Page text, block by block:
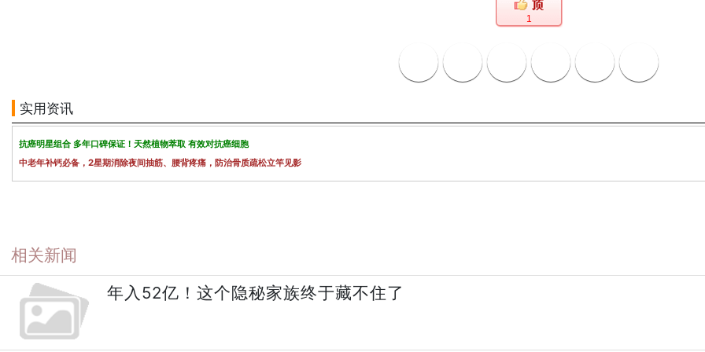
1
实用资讯
抗癌明星组合 多年口碑保证！天然植物萃取 有效对抗癌细胞
中老年补钙必备，2星期消除夜间抽筋、腰背疼痛，防治骨质疏松立竿见影
相关新闻
年入52亿！这个隐秘家族终于藏不住了